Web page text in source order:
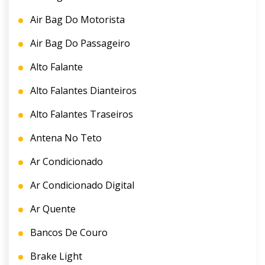
Air Bag Do Motorista
Air Bag Do Passageiro
Alto Falante
Alto Falantes Dianteiros
Alto Falantes Traseiros
Antena No Teto
Ar Condicionado
Ar Condicionado Digital
Ar Quente
Bancos De Couro
Brake Light